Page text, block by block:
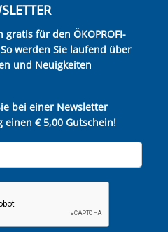
gratis für den ÖKOPROFI-
werden Sie laufend über
und Neuigkeiten
bei einer Newsletter
einen € 5,00 Gutschein!